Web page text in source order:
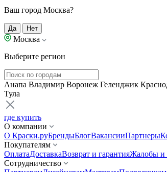
Ваш город Москва?
Да Нет
Москва
Выберите регион
Анапа Владимир Воронеж Геленджик
Тула
где купить
О компании
О Краски.руБрендыБлогВакансииПартнеры
Покупателям
ОплатаДоставкаВозврат и гарантияЖалобы и
Сотрудничество